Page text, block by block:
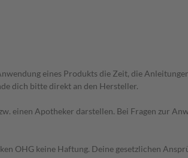
eines Produkts die Zeit, die
dich bitte direkt an den Hersteller.
einen Apotheker darstellen. Bei Fragen zur
OHG keine Haftung. Deine gesetzlichen